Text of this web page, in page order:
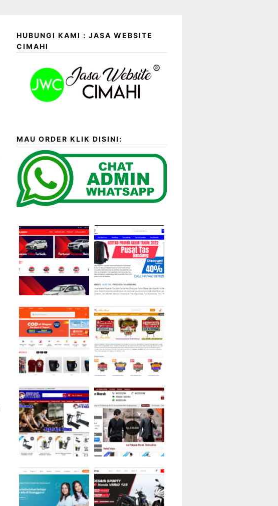
HUBUNGI KAMI : JASA WEBSITE
CIMAHI
MAU ORDER KLIK DISINI: